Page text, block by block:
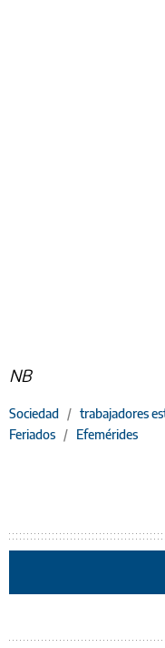
NB
Sociedad / trabajadores
Feriados / Efemérides